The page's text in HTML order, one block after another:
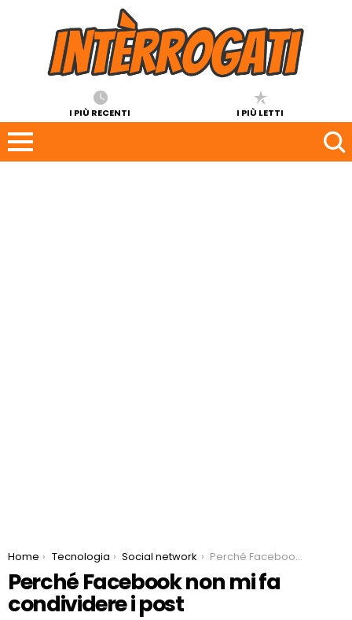
I PIÙ RECENTI I PIÙ LETTI
You are here:
Home Tecnologia Social network Perché Facebook non mi fa condividere i post
Perché Facebook non mi fa
condividere i post